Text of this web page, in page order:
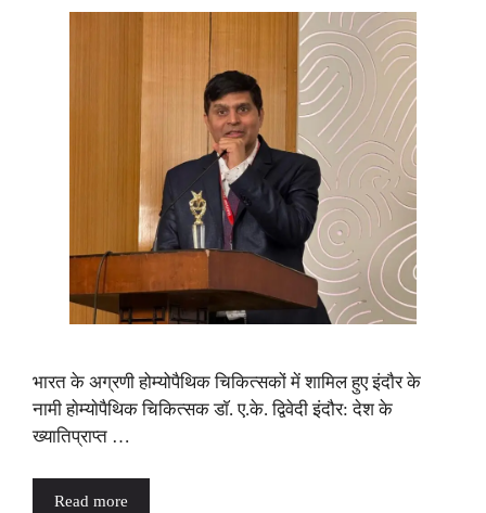
भारत के अग्रणी होम्योपैथिक चिकित्सकों में शामिल हुए इंदाैर के
नामी हाेम्याेपैथिक चिकित्सक डाॅ. ए.के. द्विवेदी इंदौर: देश के
ख्यातिप्राप्त …
Read more